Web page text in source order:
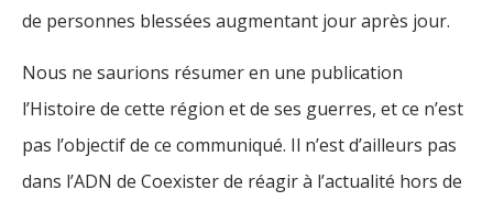
de personnes blessées augmentant jour après jour.
Nous ne saurions résumer en une publication
l’Histoire de cette région et de ses guerres, et ce n’est
pas l’objectif de ce communiqué. Il n’est d’ailleurs pas
dans l’ADN de Coexister de réagir à l’actualité hors de